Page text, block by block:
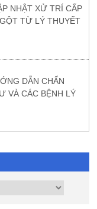
NHẬT XỬ TRÍ CẤP
TỪ LÝ THUYẾT
DẪN CHẨN
VÀ CÁC BỆNH LÝ